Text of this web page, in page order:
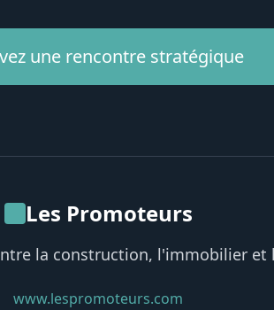
une rencontre stratégique
Les Promoteurs
la construction, l'immobilier et
www.lespromoteurs.com